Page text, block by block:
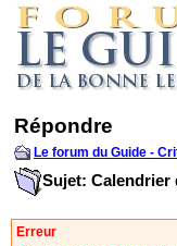
Répondre
Le forum du Guide -
Sujet: Calendrier
Erreur